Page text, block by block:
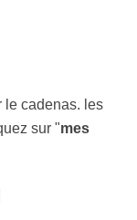
le cadenas. les
sur "mes